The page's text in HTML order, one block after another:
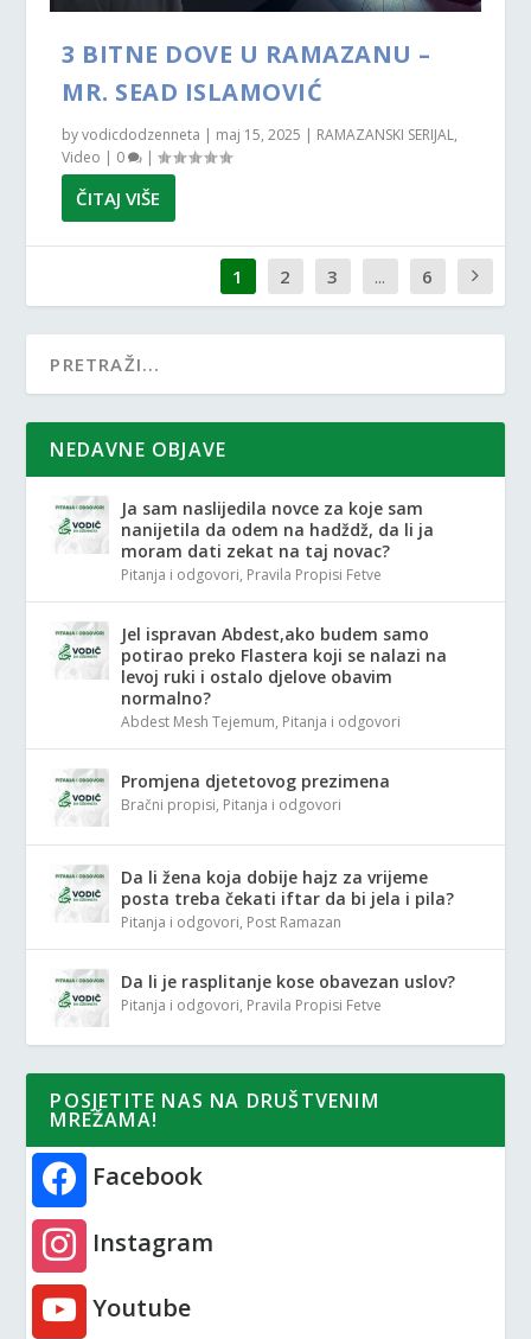
3 BITNE DOVE U RAMAZANU –
MR. SEAD ISLAMOVIĆ
byvodicdodzenneta | maj 15, 2025 | RAMAZANSKI SERIJAL,
Video | 0 |
ČITAJ VIŠE
1 2 3 ... 6
NEDAVNE OBJAVE
Ja sam naslijedila novce za koje sam
nanijetila da odem na hadždž, da li ja
moram dati zekat na taj novac?
Pitanja i odgovori, Pravila Propisi Fetve
Jel ispravan Abdest,ako budem samo
potirao preko Flastera koji se nalazi na
levoj ruki i ostalo djelove obavim
normalno?
Abdest Mesh Tejemum, Pitanja i odgovori
Promjena djetetovog prezimena
Bračni propisi, Pitanja i odgovori
Da li žena koja dobije hajz za vrijeme
posta treba čekati iftar da bi jela i pila?
Pitanja i odgovori, Post Ramazan
Da li je rasplitanje kose obavezan uslov?
Pitanja i odgovori, Pravila Propisi Fetve
POSJETITE NAS NA DRUŠTVENIM
MREŽAMA!
Facebook
Instagram
Youtube